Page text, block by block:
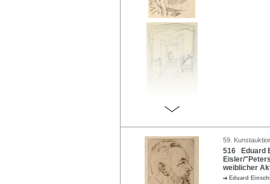
59.
516 Eduard
Eisler/
weiblicher
Eduard